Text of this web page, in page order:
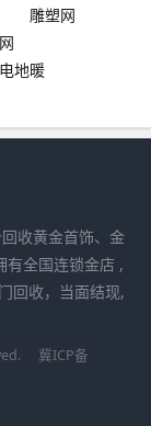
雕塑网
电地暖
收黄金首饰、金
有全国连锁金店 ,
回收，当面结现,
冀ICP备